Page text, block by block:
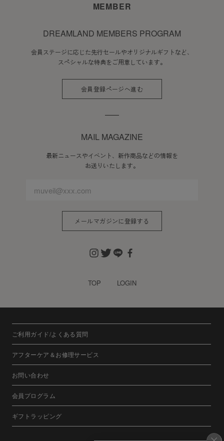
MEMBER
DREAMLAND MEMBERS PROGRAM
会員ステージに応じた先行セールやオリジナルギフトなど、
スペシャルな特典をご用意しています。
会員登録ページへ進む
MAIL MAGAZINE
最新ニュースやイベント、新作商品などの情報を
お送りいたします。
メールマガジンに登録する
TOP LOGIN
ご利用ガイド/よくある質問
アフターケア＆お修理サービス
お問い合わせ
会員プログラム
ギフトラッピング